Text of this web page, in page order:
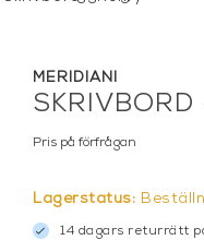
MERIDIANI
SKRIVBORD
Pris på förfrågan
Lagerstatus:
14 dagars returrätt